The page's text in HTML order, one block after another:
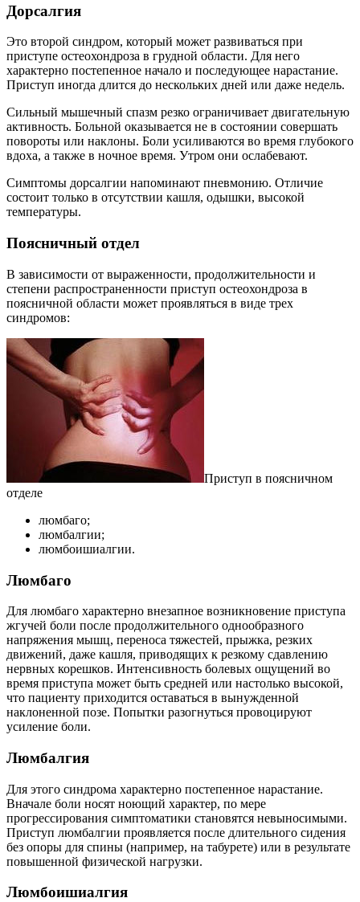
Дорсалгия
Это второй синдром, который может развиваться при
приступе остеохондроза в грудной области. Для него
характерно постепенное начало и последующее нарастание.
Приступ иногда длится до нескольких дней или даже недель.
Сильный мышечный спазм резко ограничивает двигательную
активность. Больной оказывается не в состоянии совершать
повороты или наклоны. Боли усиливаются во время глубокого
вдоха, а также в ночное время. Утром они ослабевают.
Симптомы дорсалгии напоминают пневмонию. Отличие
состоит только в отсутствии кашля, одышки, высокой
температуры.
Поясничный отдел
В зависимости от выраженности, продолжительности и
степени распространенности приступ остеохондроза в
поясничной области может проявляться в виде трех
синдромов:
Приступ в поясничном
отделе
люмбаго;
люмбалгии;
люмбоишиалгии.
Люмбаго
Для люмбаго характерно внезапное возникновение приступа
жгучей боли после продолжительного однообразного
напряжения мышц, переноса тяжестей, прыжка, резких
движений, даже кашля, приводящих к резкому сдавлению
нервных корешков. Интенсивность болевых ощущений во
время приступа может быть средней или настолько высокой,
что пациенту приходится оставаться в вынужденной
наклоненной позе. Попытки разогнуться провоцируют
усиление боли.
Люмбалгия
Для этого синдрома характерно постепенное нарастание.
Вначале боли носят ноющий характер, по мере
прогрессирования симптоматики становятся невыносимыми.
Приступ люмбалгии проявляется после длительного сидения
без опоры для спины (например, на табурете) или в результате
повышенной физической нагрузки.
Люмбоишиалгия